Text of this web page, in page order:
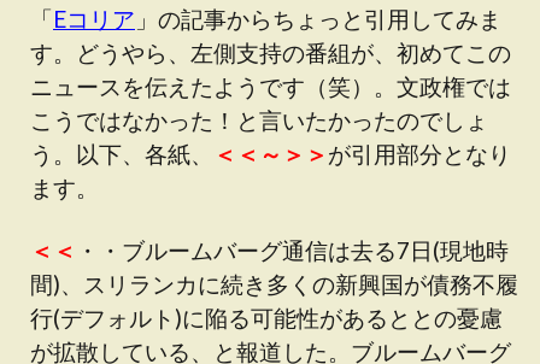
「Eコリア 」の記事からちょっと引用してみま
す。どうやら、左側支持の番組が、初めてこの
ニュースを伝えたようです（笑）。文政権では
こうではなかった！と言いたかったのでしょ
う。以下、各紙、
＜＜～＞＞ が引用部分となり
ます。
＜＜ ・・ブルームバーグ通信は去る7日(現地時
間)、スリランカに続き多くの新興国が債務不履
行(デフォルト)に陥る可能性があるととの憂慮
が拡散している、と報道した。ブルームバーグ